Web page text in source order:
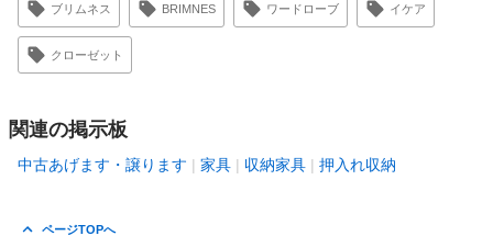
ブリムネス BRIMNES ワードローブ イケア
クローゼット
関連の掲示板
中古あげます・譲ります 家具 収納家具 押入れ収納
ページTOPへ